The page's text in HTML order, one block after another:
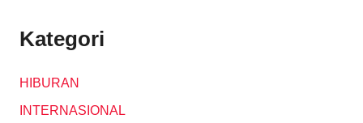
Kategori
HIBURAN
INTERNASIONAL